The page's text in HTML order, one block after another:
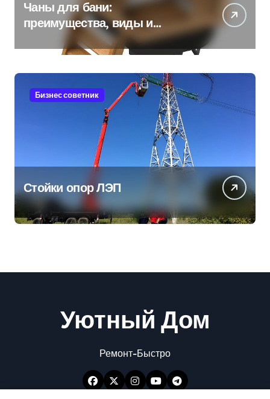
Чаны для бани:
преимущества, виды и
особенности использования
Бизнес советник
Стойки опор ЛЭП
Уютный Дом
Ремонт-Быстро